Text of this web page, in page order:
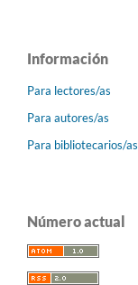
Información
Para lectores/as
Para autores/as
Para bibliotecarios/as
Número actual